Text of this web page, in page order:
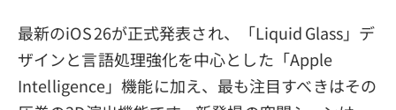
サポート
プライバシーポリシー
利用規約
最新のiOS 26が正式発表され、「Liquid Glass」デ
ザインと言語処理強化を中心とした「Apple
Intelligence」機能に加え、最も注目すべきはその